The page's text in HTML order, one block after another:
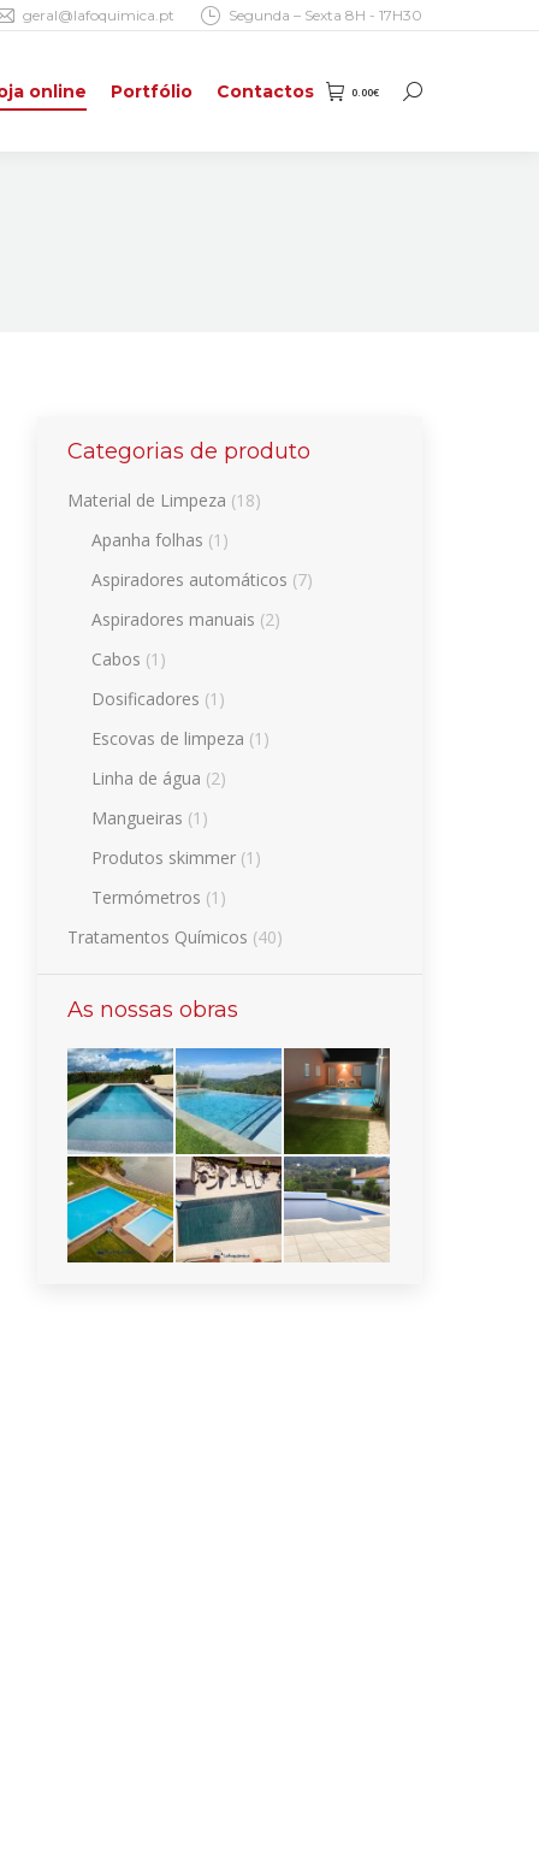
geral@lafoquimica.pt Segunda – Sexta 8H - 17H30
online Portfólio Contactos 0.00€ Search:
Categorias de produto
Material de Limpeza (18)
Apanha folhas (1)
Aspiradores automáticos (7)
Aspiradores manuais (2)
Cabos (1)
Dosificadores (1)
Escovas de limpeza (1)
Linha de água (2)
Mangueiras (1)
Produtos skimmer (1)
Termómetros (1)
Tratamentos Químicos (40)
As nossas obras